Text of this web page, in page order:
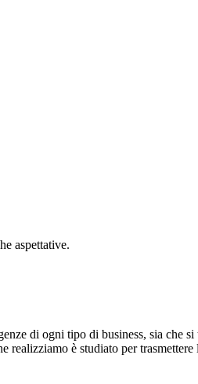
aspettative.
di ogni tipo di business, sia
è studiato per